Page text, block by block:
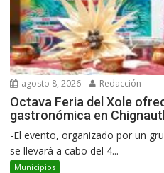
agosto 8, 2026 Redacción
Octava Feria del Xole
gastronómica en
-El evento, organizado por un
se llevará a cabo del 4...
Municipios